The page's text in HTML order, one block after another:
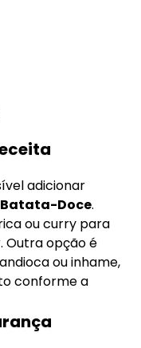
adicionar
Batata-Doce.
ou curry para
Outra opção é
ou inhame,
conforme a